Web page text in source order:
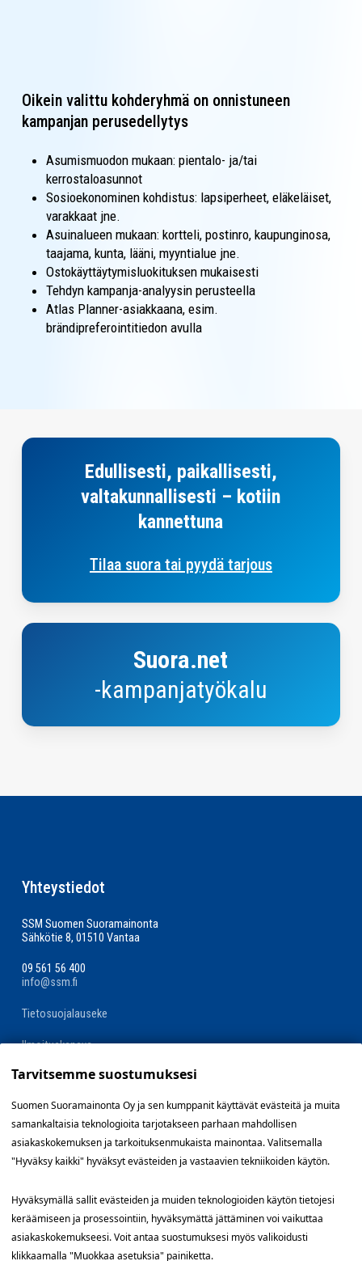
Oikein valittu kohderyhmä on onnistuneen
kampanjan perusedellytys
Asumismuodon mukaan: pientalo- ja/tai
kerrostaloasunnot
Sosioekonominen kohdistus: lapsiperheet, eläkeläiset,
varakkaat jne.
Asuinalueen mukaan: kortteli, postinro, kaupunginosa,
taajama, kunta, lääni, myyntialue jne.
Ostokäyttäytymisluokituksen mukaisesti
Tehdyn kampanja-analyysin perusteella
Atlas Planner-asiakkaana, esim.
brändipreferointitiedon avulla
Edullisesti, paikallisesti,
valtakunnallisesti – kotiin
kannettuna
Tilaa suora tai pyydä tarjous
kampanjasuunnittelutyökalu
Suora.net
-kampanjatyökalu
Yhteystiedot
SSM Suomen Suoramainonta
Sähkötie 8, 01510 Vantaa
09 561 56 400
info@ssm.fi
Tietosuojalauseke
Ilmoituskanava
Evästevalinnat »
Oikopolut
Hae töitä
Blogi
Tarvitsemme suostumuksesi
Suomen Suoramainonta Oy ja sen kumppanit käyttävät evästeitä ja muita
samankaltaisia teknologioita tarjotakseen parhaan mahdollisen
asiakaskokemuksen ja tarkoituksenmukaista mainontaa. Valitsemalla
"Hyväksy kaikki" hyväksyt evästeiden ja vastaavien tekniikoiden käytön.
Hyväksymällä sallit evästeiden ja muiden teknologioiden käytön tietojesi
keräämiseen ja prosessointiin, hyväksymättä jättäminen voi vaikuttaa
asiakaskokemukseesi. Voit antaa suostumuksesi myös valikoidusti
klikkaamalla "Muokkaa asetuksia" painiketta.